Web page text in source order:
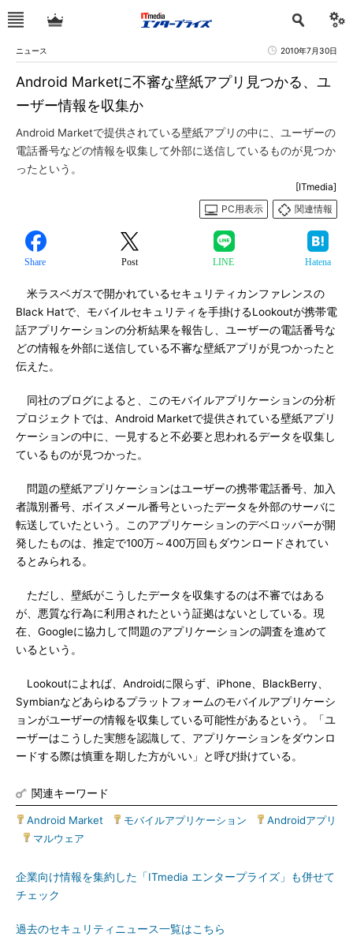
ニュース 2010年7月30日
Android Marketに不審な壁紙アプリ見つかる、ユ
ーザー情報を収集か
Android Marketで提供されている壁紙アプリの中に、ユーザーの
電話番号などの情報を収集して外部に送信しているものが見つか
ったという。
[ITmedia]
PC用表示
関連情報
Share Post LINE Hatena
米ラスベガスで開かれているセキュリティカンファレンスの
Black Hatで、モバイルセキュリティを手掛けるLookoutが携帯電
話アプリケーションの分析結果を報告し、ユーザーの電話番号な
どの情報を外部に送信している不審な壁紙アプリが見つかったと
伝えた。
同社のブログによると、このモバイルアプリケーションの分析
プロジェクトでは、Android Marketで提供されている壁紙アプリ
ケーションの中に、一見すると不必要と思われるデータを収集し
ているものが見つかった。
問題の壁紙アプリケーションはユーザーの携帯電話番号、加入
者識別番号、ボイスメール番号といったデータを外部のサーバに
転送していたという。このアプリケーションのデベロッパーが開
発したものは、推定で100万～400万回もダウンロードされてい
るとみられる。
ただし、壁紙がこうしたデータを収集するのは不審ではある
が、悪質な行為に利用されたという証拠はないとしている。現
在、Googleに協力して問題のアプリケーションの調査を進めて
いるという。
Lookoutによれば、Androidに限らず、iPhone、BlackBerry、
Symbianなどあらゆるプラットフォームのモバイルアプリケーシ
ョンがユーザーの情報を収集している可能性があるという。「ユ
ーザーはこうした実態を認識して、アプリケーションをダウンロ
ードする際は慎重を期した方がいい」と呼び掛けている。
関連キーワード
Android Market モバイルアプリケーション
Androidアプリ
マルウェア
企業向け情報を集約した「ITmedia エンタープライズ」も併せて
チェック
過去のセキュリティニュース一覧はこちら